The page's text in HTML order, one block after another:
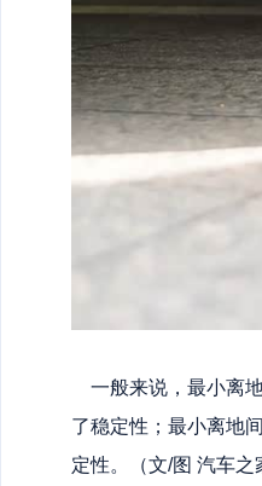
一般来说，最小离
了稳定性；最小离地
定性。（文/图 汽车之